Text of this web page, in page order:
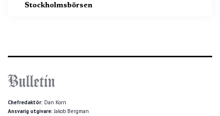
Stockholmsbörsen
Chefredaktör: Dan Korn
Ansvarig utgivare:Jakob Bergman